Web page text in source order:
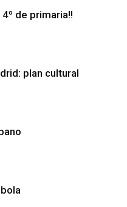
de primaria!!
plan cultural